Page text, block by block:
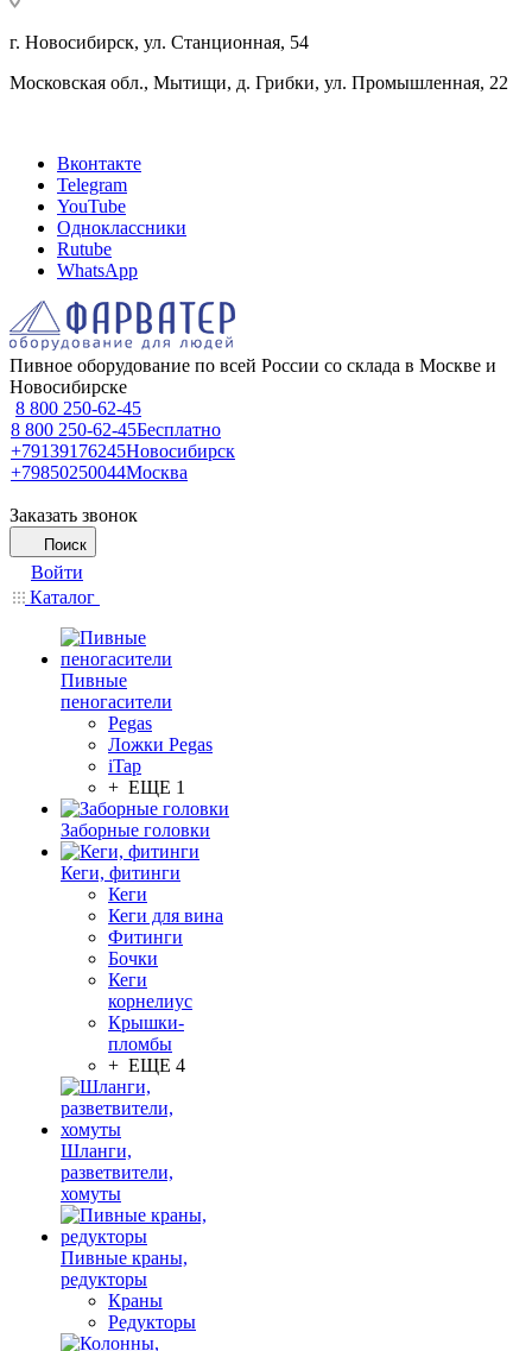
г. Новосибирск, ул. Станционная, 54
Московская обл., Мытищи, д. Грибки, ул. Промышленная, 22
Вконтакте
Telegram
YouTube
Одноклассники
Rutube
WhatsApp
Пивное оборудование по всей России со склада в Москве и
Новосибирске
8 800 250-62-45
8 800 250-62-45Бесплатно
+79139176245Новосибирск
+79850250044Москва
Заказать звонок
Поиск
Войти
Каталог
Пивные
пеногасители
Pegas
Ложки Pegas
iTap
+ ЕЩЕ 1
Заборные головки
Кеги, фитинги
Кеги
Кеги для вина
Фитинги
Бочки
Кеги
корнелиус
Крышки-
пломбы
+ ЕЩЕ 4
Шланги,
разветвители,
хомуты
Пивные краны,
редукторы
Краны
Редукторы